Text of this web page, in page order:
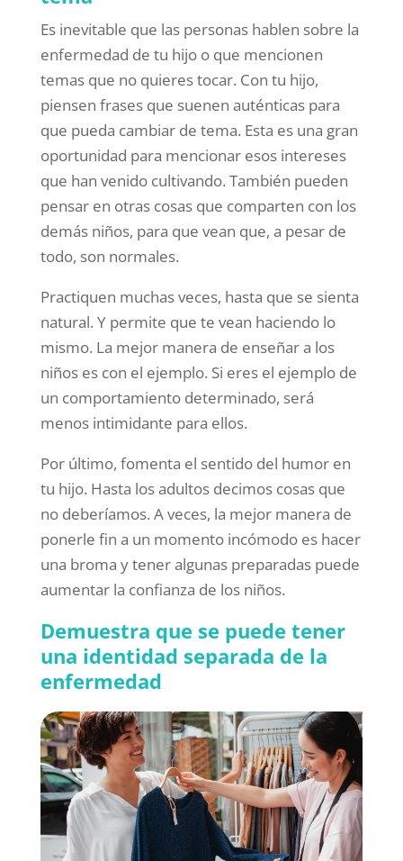
Es inevitable que las personas hablen sobre la
enfermedad de tu hijo o que mencionen
temas que no quieres tocar. Con tu hijo,
piensen frases que suenen auténticas para
que pueda cambiar de tema. Esta es una gran
oportunidad para mencionar esos intereses
que han venido cultivando. También pueden
pensar en otras cosas que comparten con los
demás niños, para que vean que, a pesar de
todo, son normales.
Practiquen muchas veces, hasta que se sienta
natural. Y permite que te vean haciendo lo
mismo. La mejor manera de enseñar a los
niños es con el ejemplo. Si eres el ejemplo de
un comportamiento determinado, será
menos intimidante para ellos.
Por último, fomenta el sentido del humor en
tu hijo. Hasta los adultos decimos cosas que
no deberíamos. A veces, la mejor manera de
ponerle fin a un momento incómodo es hacer
una broma y tener algunas preparadas puede
aumentar la confianza de los niños.
Demuestra que se puede tener
una identidad separada de la
enfermedad